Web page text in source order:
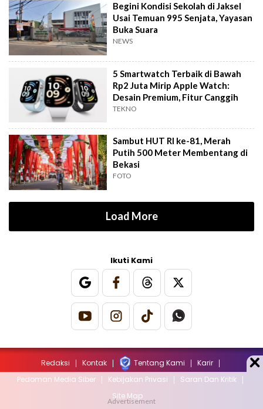
Begini Kondisi Sekolah di Jaksel
Usai Temuan 995 Senjata, Yayasan
Buka Suara
NEWS
5 Smartwatch Terbaik di Bawah
Rp2 Juta Mirip Apple Watch:
Desain Premium, Fitur Canggih
TEKNO
Sambut HUT RI ke-81, Merah
Putih 500 Meter Membentang di
Bekasi
FOTO
Load More
Ikuti Kami
Redaksi Kontak Tentang Kami
Karir
Pedoman Media Siber
Kebijakan Privasi
Saran Dan Kritik
Site Map